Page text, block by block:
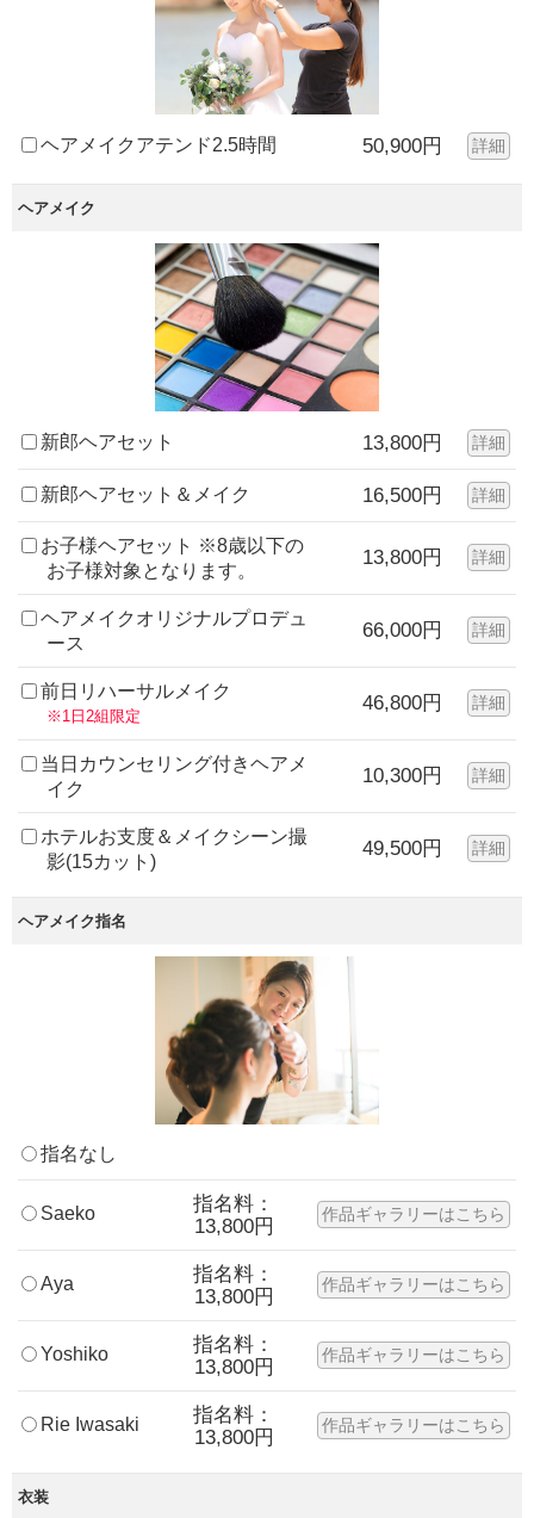
ヘアメイクアテンド2.5時間 50,900円 詳細
ヘアメイク
新郎ヘアセット 13,800円 詳細
新郎ヘアセット＆メイク 16,500円 詳細
お子様ヘアセット ※8歳以下の
お子様対象となります。
13,800円 詳細
ヘアメイクオリジナルプロデュ
ース
66,000円 詳細
前日リハーサルメイク
※1日2組限定
46,800円 詳細
当日カウンセリング付きヘアメ
イク
10,300円 詳細
ホテルお支度＆メイクシーン撮
影(15カット)
49,500円 詳細
ヘアメイク指名
指名なし
Saeko
指名料：
13,800円
作品ギャラリーはこちら
Aya
指名料：
13,800円
作品ギャラリーはこちら
Yoshiko
指名料：
13,800円
作品ギャラリーはこちら
Rie Iwasaki
指名料：
13,800円
作品ギャラリーはこちら
衣装